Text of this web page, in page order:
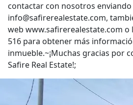
contactar con nosotros
info@safirerealestate.com,
web www.safirerealestate.com o
516 para obtener más
inmueble.~¡Muchas gracias por
Safire Real Estate!;